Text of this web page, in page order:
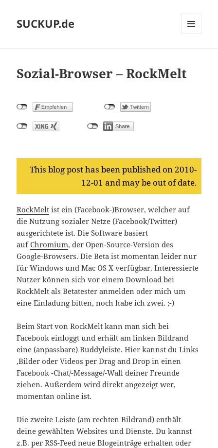
SUCKUP.de
Sozial-Browser – RockMelt
This blog post has been published on 2010-
12-01 and may be out of date.
RockMelt ist ein (Facebook-)Browser, welcher auf
die Nutzung sozialer Netze (Facebook/Twitter)
ausgerichtete ist. Die Software basiert
aufChromium, der Open-Source-Version des
Google-Browsers. Die Beta ist momentan leider nur
für Windows und Mac OS X verfügbar. Interessierte
Nutzer können sich vor einem Download bei
RockMelt als Betatester anmelden oder mich um
eine Einladung bitten, noch habe ich zwei. ;-)
Beim Start von RockMelt kann man sich bei
Facebook einloggt und erhält am linken Bildrand
eine (anpassbare) Buddyleiste. Hier kannst du Links
,Bilder oder Videos per Drag and Drop in einen
Facebook -Chat/-Message/-Wall deiner Freunde
ziehen. Außerdem wird direkt angezeigt wer,
momentan online ist.
Die zweite Leiste (am rechten Bildrand) enthält
deine gewählten Websites und Dienste. Du kannst
z.B. per RSS-Feed neue Blogeinträge erhalten oder